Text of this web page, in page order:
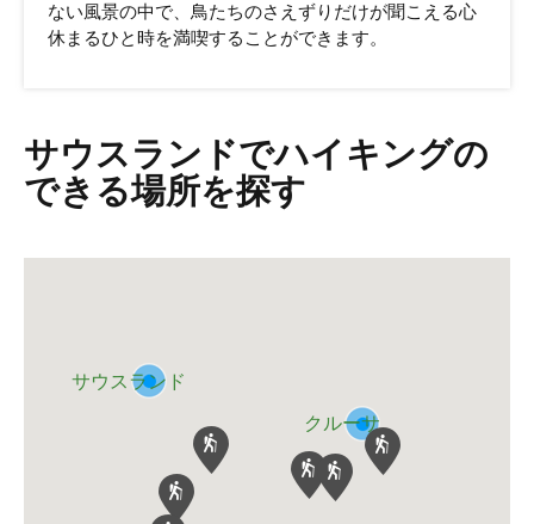
ない風景の中で、鳥たちのさえずりだけが聞こえる心
休まるひと時を満喫することができます。
サウスランドでハイキングの
できる場所を探す
クルーサ
サウスランド